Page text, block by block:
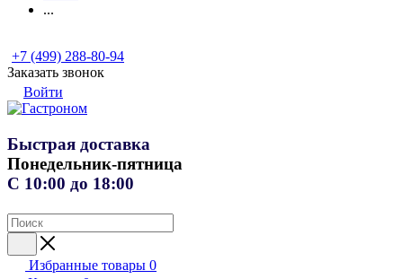
...
+7 (499) 288-80-94
Заказать звонок
Войти
Быстрая доставка
Понедельник-пятница
С 10:00 до 18:00
Избранные товары 0